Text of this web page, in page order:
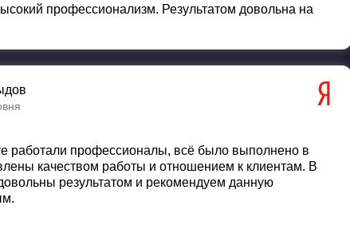
профессионализм. Результатом довольна на
работали профессионалы, всё было выполнено в
качеством работы и отношением к клиентам. В
результатом и рекомендуем данную